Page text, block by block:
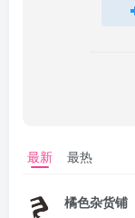
最新 最热
橘色杂货铺